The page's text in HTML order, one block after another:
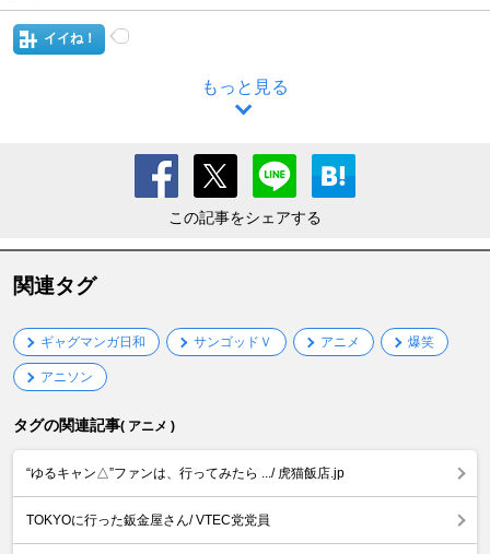
イイね！
もっと見る
この記事をシェアする
関連タグ
ギャグマンガ日和 サンゴッドＶ アニメ 爆笑
アニソン
タグの関連記事( アニメ )
“ゆるキャン△”ファンは、行ってみたら .../ 虎猫飯店.jp
TOKYOに行った鈑金屋さん/ VTEC党党員